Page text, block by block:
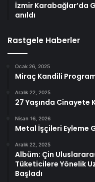
İzmir Karabağlar’da
anıldı
Rastgele Haberler
Ocak 26, 2025
Miraç Kandili
Aralık 22, 2025
27 Yaşında Cinayete
Nisan 16, 2026
Metal İşçileri Eyleme
Aralık 22, 2025
Albüm: Çin
Tüketicilere Yönelik
Başladı